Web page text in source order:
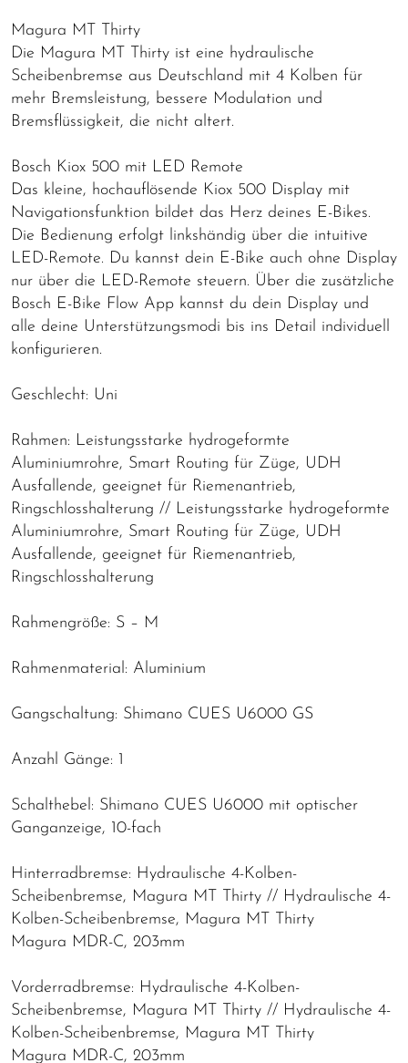
Magura MT Thirty
Die Magura MT Thirty ist eine hydraulische
Scheibenbremse aus Deutschland mit 4 Kolben für
mehr Bremsleistung, bessere Modulation und
Bremsflüssigkeit, die nicht altert.
Bosch Kiox 500 mit LED Remote
Das kleine, hochauflösende Kiox 500 Display mit
Navigationsfunktion bildet das Herz deines E-Bikes.
Die Bedienung erfolgt linkshändig über die intuitive
LED-Remote. Du kannst dein E-Bike auch ohne Display
nur über die LED-Remote steuern. Über die zusätzliche
Bosch E-Bike Flow App kannst du dein Display und
alle deine Unterstützungsmodi bis ins Detail individuell
konfigurieren.
Geschlecht: Uni
Rahmen: Leistungsstarke hydrogeformte
Aluminiumrohre, Smart Routing für Züge, UDH
Ausfallende, geeignet für Riemenantrieb,
Ringschlosshalterung // Leistungsstarke hydrogeformte
Aluminiumrohre, Smart Routing für Züge, UDH
Ausfallende, geeignet für Riemenantrieb,
Ringschlosshalterung
Rahmengröße: S – M
Rahmenmaterial: Aluminium
Gangschaltung: Shimano CUES U6000 GS
Anzahl Gänge: 1
Schalthebel: Shimano CUES U6000 mit optischer
Ganganzeige, 10-fach
Hinterradbremse: Hydraulische 4-Kolben-
Scheibenbremse, Magura MT Thirty // Hydraulische 4-
Kolben-Scheibenbremse, Magura MT Thirty
Magura MDR-C, 203mm
Vorderradbremse: Hydraulische 4-Kolben-
Scheibenbremse, Magura MT Thirty // Hydraulische 4-
Kolben-Scheibenbremse, Magura MT Thirty
Magura MDR-C, 203mm